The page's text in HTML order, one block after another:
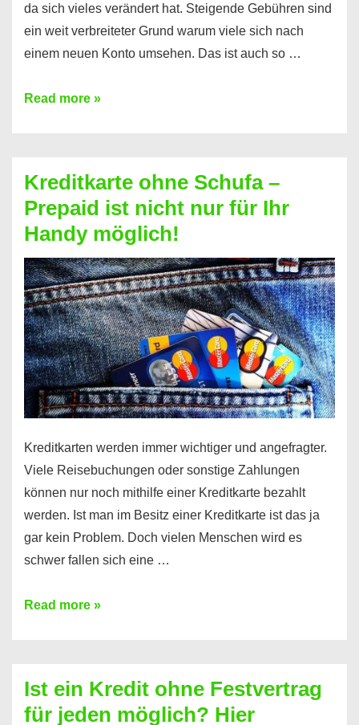
da sich vieles verändert hat. Steigende Gebühren sind
ein weit verbreiteter Grund warum viele sich nach
einem neuen Konto umsehen. Das ist auch so …
Konto
Neueröffnung
trotz
Schufaeintrag
möglich
Read more »
Kreditkarte ohne Schufa –
Prepaid ist nicht nur für Ihr
Handy möglich!
Kreditkarten werden immer wichtiger und angefragter.
Viele Reisebuchungen oder sonstige Zahlungen
können nur noch mithilfe einer Kreditkarte bezahlt
werden. Ist man im Besitz einer Kreditkarte ist das ja
gar kein Problem. Doch vielen Menschen wird es
schwer fallen sich eine …
Kreditkarte
Prepaid
ist
Read more »
Ist ein Kredit ohne Festvertrag
für jeden möglich? Hier